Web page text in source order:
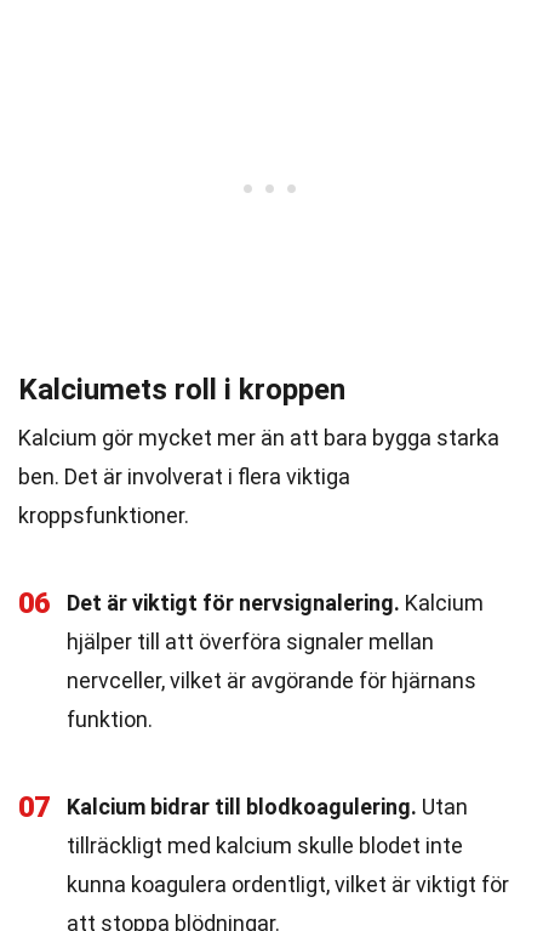
Kalciumets roll i kroppen
Kalcium gör mycket mer än att bara bygga starka
ben. Det är involverat i flera viktiga
kroppsfunktioner.
06 Det är viktigt för nervsignalering. Kalcium
hjälper till att överföra signaler mellan
nervceller, vilket är avgörande för hjärnans
funktion.
07 Kalcium bidrar till blodkoagulering. Utan
tillräckligt med kalcium skulle blodet inte
kunna koagulera ordentligt, vilket är viktigt för
att stoppa blödningar.